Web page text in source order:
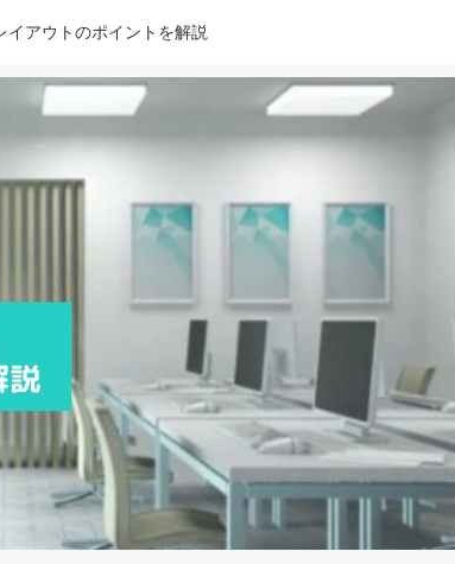
アウトのポイントを解説